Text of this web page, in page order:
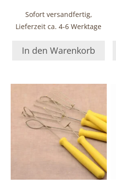
Sofort versandfertig,
Lieferzeit ca. 4-6 Werktage
In den Warenkorb